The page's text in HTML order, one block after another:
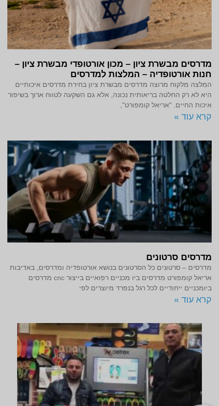
מדרסים מבשרת ציון – מכון אורטופדי מבשרת ציון –
חנות אורטופדיה – המלצות למדרסים
המלצה מלקוח מרוצה מדרסים מבשרת ציון בחירת מדרסים איכותיים
היא לא רק החלטה בריאותית נכונה, אלא גם השקעה לטווח ארוך בשיפור
איכות החיים. "אריאל קומפורט",
קרא עוד »
מדרסים סרטונים
מדרסים – סרטונים כל הסרטונים בנושא אורטופדיה ומדרסים, באדיבות
אריאל קומפורט מדרסים ביו מכניים רפואיים בייצור cnc מדרסים
ביומכניים ייחודיים לכל רגל בנפרד מיוצרים לפי
קרא עוד »